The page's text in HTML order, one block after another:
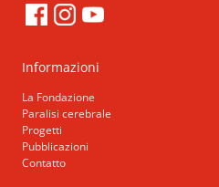
Informazioni
La Fondazione
Paralisi cerebrale
Progetti
Pubblicazioni
Contatto